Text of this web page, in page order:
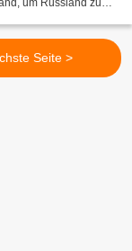
um Russland zu
Seite >